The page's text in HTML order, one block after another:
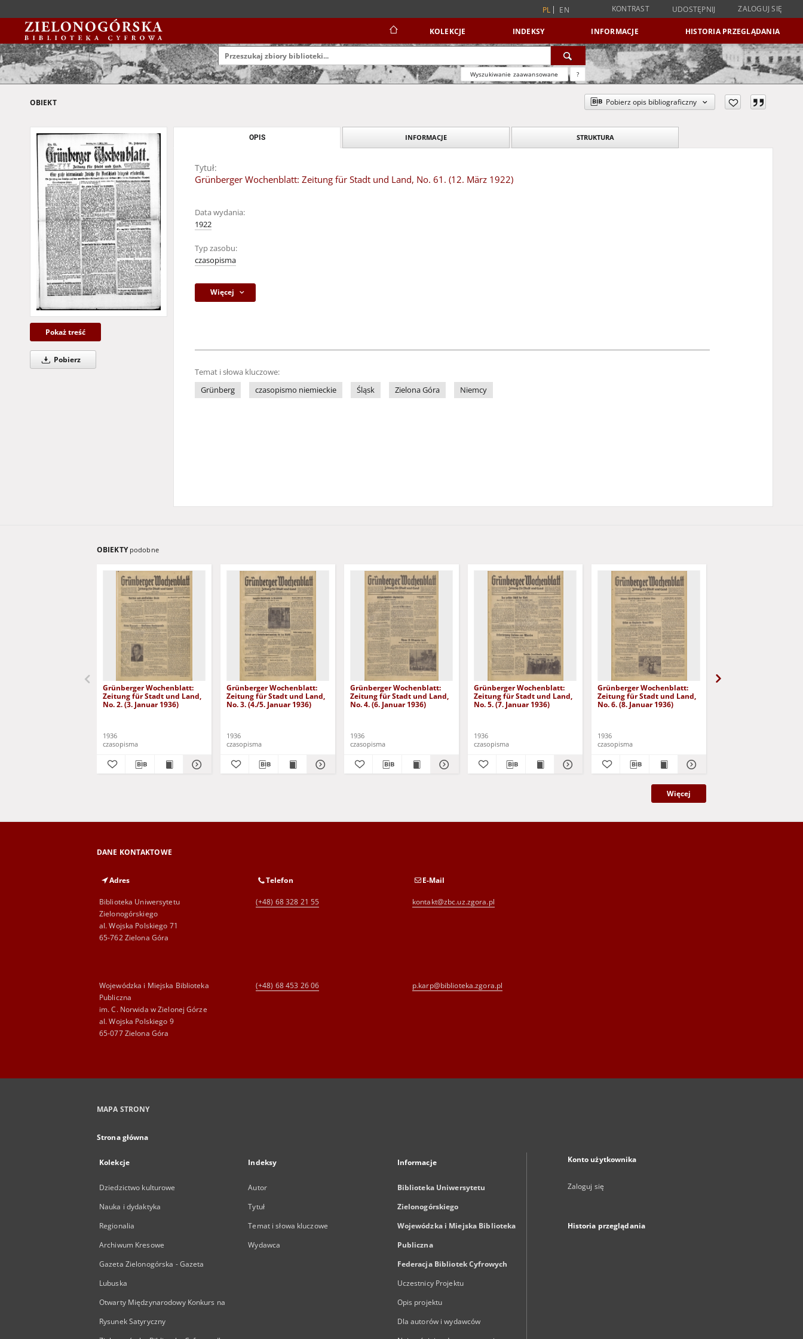
PL EN KONTRAST UDOSTĘPNIJ ZALOGUJ SIĘ
KOLEKCJE INDEKSY INFORMACJE HISTORIA PRZEGLĄDANIA
Wyszukiwanie zaawansowane ?
OBIEKT Pobierz opis bibliograficzny
Pokaż treść
Pobierz
OPIS INFORMACJE STRUKTURA
Tytuł:
Grünberger Wochenblatt: Zeitung für Stadt und Land, No. 61. (12. März 1922)
Data wydania:
1922
Typ zasobu:
czasopisma
Więcej
Temat i słowa kluczowe:
Grünberg
czasopismo niemieckie Śląsk Zielona Góra Niemcy
OBIEKTY podobne
Grünberger Wochenblatt:
Zeitung für Stadt und Land,
No. 2. (3. Januar 1936)
1936
czasopisma
Grünberger Wochenblatt:
Zeitung für Stadt und Land,
No. 3. (4./5. Januar 1936)
1936
czasopisma
Grünberger Wochenblatt:
Zeitung für Stadt und Land,
No. 4. (6. Januar 1936)
1936
czasopisma
Grünberger Wochenblatt:
Zeitung für Stadt und Land,
No. 5. (7. Januar 1936)
1936
czasopisma
Grünberger Wochenblatt:
Zeitung für Stadt und Land,
No. 6. (8. Januar 1936)
1936
czasopisma
Więcej
DANE KONTAKTOWE
Adres
Biblioteka Uniwersytetu
Zielonogórskiego
al. Wojska Polskiego 71
65-762 Zielona Góra
Telefon
(+48) 68 328 21 55
E-Mail
kontakt@zbc.uz.zgora.pl
Wojewódzka i Miejska Biblioteka
Publiczna
im. C. Norwida w Zielonej Górze
al. Wojska Polskiego 9
65-077 Zielona Góra
(+48) 68 453 26 06 p.karp@biblioteka.zgora.pl
MAPA STRONY
Strona główna
Kolekcje
Dziedzictwo kulturowe
Nauka i dydaktyka
Regionalia
Archiwum Kresowe
Gazeta Zielonogórska - Gazeta
Lubuska
Otwarty Międzynarodowy Konkurs na
Rysunek Satyryczny
Indeksy
Autor
Tytuł
Temat i słowa kluczowe
Wydawca
Informacje
Biblioteka Uniwersytetu
Zielonogórskiego
Wojewódzka i Miejska Biblioteka
Publiczna
Federacja Bibliotek Cyfrowych
Uczestnicy Projektu
Opis projektu
Dla autorów i wydawców
Konto użytkownika
Zaloguj się
Historia przeglądania